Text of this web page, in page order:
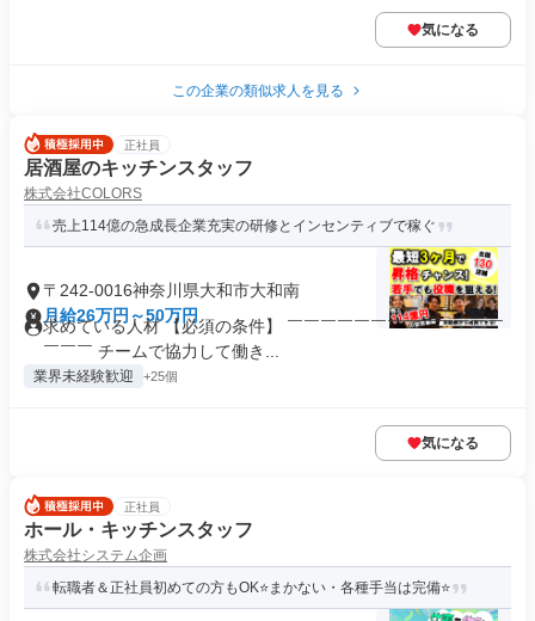
気になる
この企業の類似求人を見る
正社員
居酒屋のキッチンスタッフ
株式会社COLORS
売上114億の急成長企業充実の研修とインセンティブで稼ぐ
〒242-0016神奈川県大和市大和南
月給26万円～50万円
求めている人材 【必須の条件】 ￣￣￣￣￣￣￣￣￣￣￣￣￣
￣￣￣ チームで協力して働き...
業界未経験歓迎 +25個
気になる
正社員
ホール・キッチンスタッフ
株式会社システム企画
転職者＆正社員初めての方もOK⭐まかない・各種手当は完備⭐